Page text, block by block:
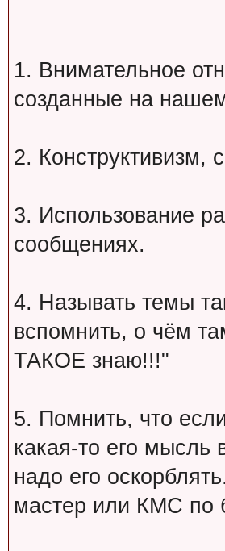
1. Внимательное
созданные на
2. Конструктивизм,
3. Использование
сообщениях.
4. Называть темы
вспомнить, о чём
ТАКОЕ знаю!!!"
5. Помнить, что
какая-то его мысль
надо его
мастер или КМС по